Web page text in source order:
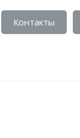
Контакты